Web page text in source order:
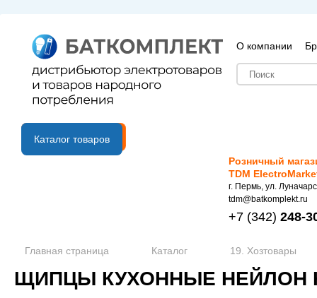
О компании
B2B портал
Каталог товаров
Розничный
TDM
г. Пермь, ул.
tdm@batkomplekt.ru
+7 (342) 248-
Главная страница Каталог 19. Хозтовары
ЩИПЦЫ КУХОННЫЕ НЕЙЛОН